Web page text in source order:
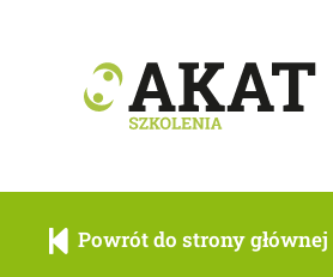
Powrót do strony głównej